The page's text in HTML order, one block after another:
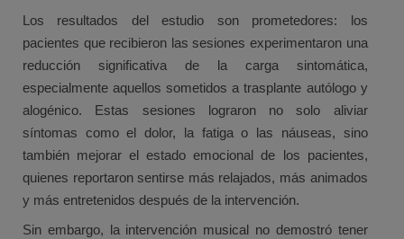
Los resultados del estudio son prometedores: los
pacientes que recibieron las sesiones experimentaron una
reducción significativa de la carga sintomática,
especialmente aquellos sometidos a trasplante autólogo y
alogénico. Estas sesiones lograron no solo aliviar
síntomas como el dolor, la fatiga o las náuseas, sino
también mejorar el estado emocional de los pacientes,
quienes reportaron sentirse más relajados, más animados
y más entretenidos después de la intervención.
Sin embargo, la intervención musical no demostró tener